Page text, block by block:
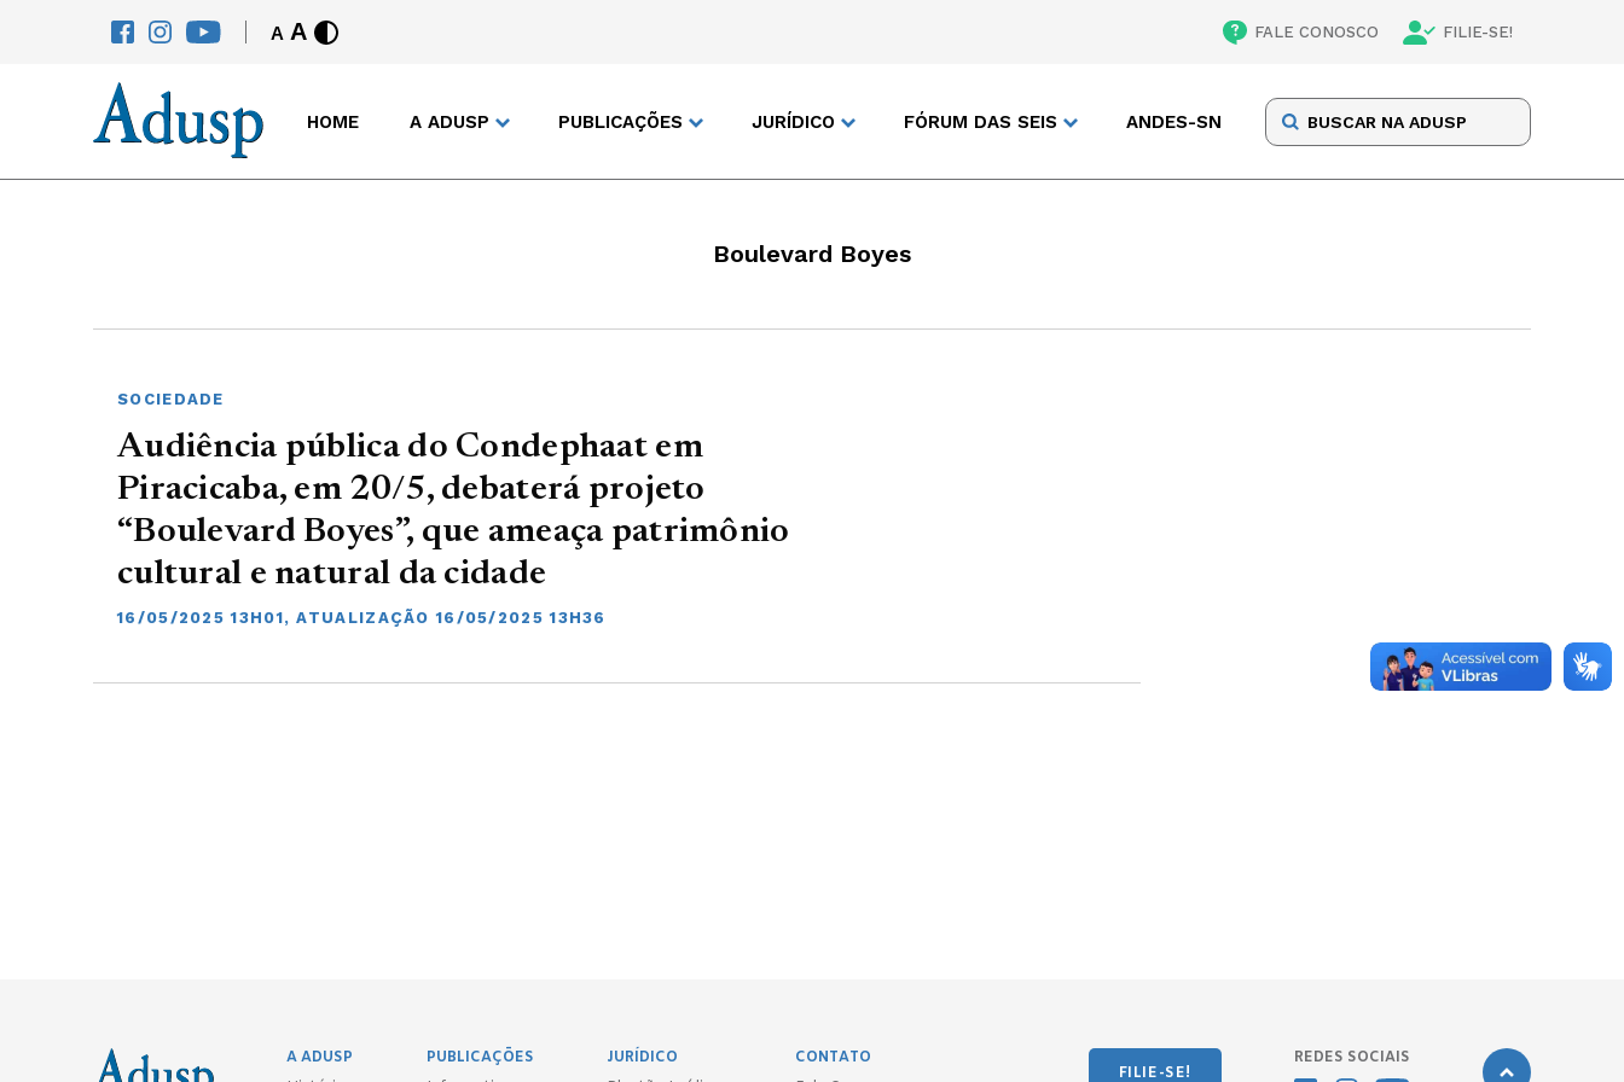
A A FALE CONOSCO FILIE-SE!
HOME A ADUSP PUBLICAÇÕES JURÍDICO FÓRUM DAS SEIS ANDES-SN
Boulevard Boyes
SOCIEDADE
Audiência pública do Condephaat em
Piracicaba, em 20/5, debaterá projeto
“Boulevard Boyes”, que ameaça patrimônio
cultural e natural da cidade
16/05/2025 13H01, ATUALIZAÇÃO 16/05/2025 13H36
A ADUSP
PUBLICAÇÕES
JURÍDICO
CONTATO
FILIE-SE!
REDES SOCIAIS